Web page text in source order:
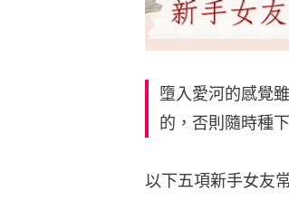
墮入愛河的感覺
的，否則隨時種
以下五項新手女友